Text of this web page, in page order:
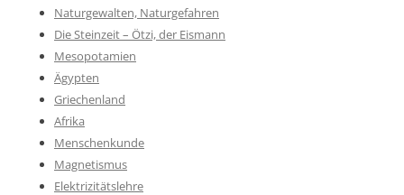
Naturgewalten, Naturgefahren
Die Steinzeit – Ötzi, der Eismann
Mesopotamien
Ägypten
Griechenland
Afrika
Menschenkunde
Magnetismus
Elektrizitätslehre